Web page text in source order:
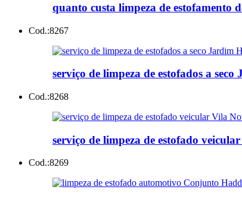
quanto custa limpeza de estofamento
Cod.:8267
serviço de limpeza de estofados a
Cod.:8268
serviço de limpeza de estofado
Cod.:8269